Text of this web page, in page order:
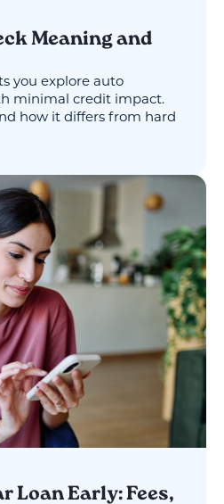
Meaning and
you explore auto
minimal credit impact.
how it differs from hard
Loan Early: Fees,